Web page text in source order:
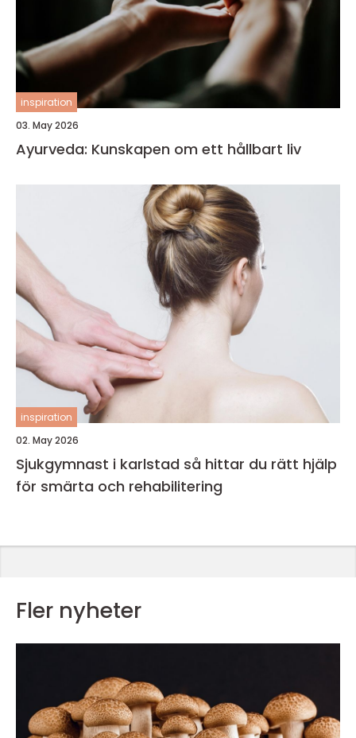
inspiration
03. May 2026
Ayurveda: Kunskapen om ett hållbart liv
inspiration
02. May 2026
Sjukgymnast i karlstad så hittar du rätt hjälp
för smärta och rehabilitering
Fler nyheter